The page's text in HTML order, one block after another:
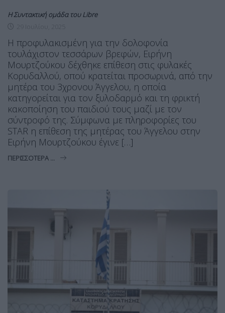
Η Συντακτική ομάδα του Libre
Η προφυλακισμένη για την δολοφονία
τουλάχιστον τεσσάρων βρεφών, Ειρήνη
Μουρτζούκου δέχθηκε επίθεση στις φυλακές
Κορυδαλλού, οπού κρατείται προσωρινά, από την
μητέρα του 3χρονου Άγγελου, η οποία
κατηγορείται για τον ξυλοδαρμό και τη φρικτή
κακοποίηση του παιδιού τους μαζί με τον
σύντροφό της. Σύμφωνα με πληροφορίες του
STAR η επίθεση της μητέρας του Άγγελου στην
Ειρήνη Μουρτζούκου έγινε […]
ΠΕΡΙΣΣΌΤΕΡΑ ...